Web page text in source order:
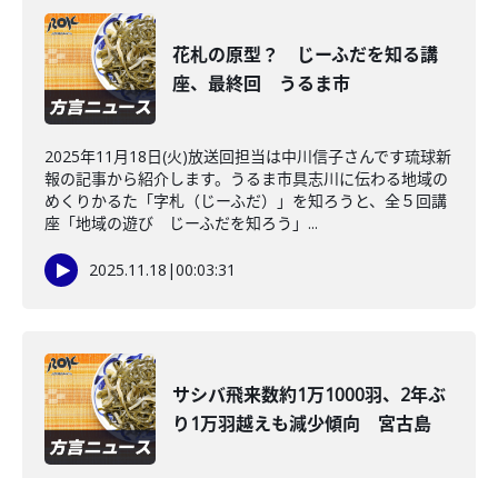
花札の原型？ じーふだを知る講
座、最終回 うるま市
2025年11月18日(火)放送回担当は中川信子さんです琉球新
報の記事から紹介します。うるま市具志川に伝わる地域の
めくりかるた「字札（じーふだ）」を知ろうと、全５回講
座「地域の遊び じーふだを知ろう」...
2025.11.18 |00:03:31
サシバ飛来数約1万1000羽、2年ぶ
り1万羽越えも減少傾向 宮古島